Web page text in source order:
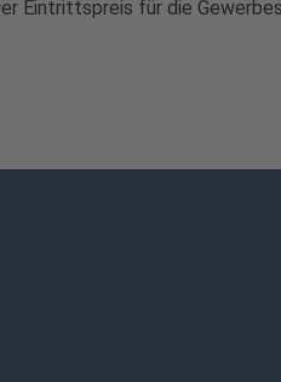
Eintrittspreis für die